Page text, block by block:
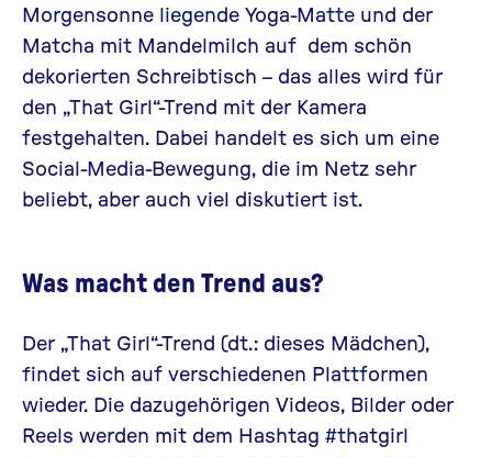
Morgensonne liegende Yoga-Matte und der
Matcha mit Mandelmilch auf dem schön
dekorierten Schreibtisch – das alles wird für
den „That Girl“-Trend mit der Kamera
festgehalten. Dabei handelt es sich um eine
Social-Media-Bewegung, die im Netz sehr
beliebt, aber auch viel diskutiert ist.
Was macht den Trend aus?
Der „That Girl“-Trend (dt.: dieses Mädchen),
findet sich auf verschiedenen Plattformen
wieder. Die dazugehörigen Videos, Bilder oder
Reels werden mit dem Hashtag #thatgirl